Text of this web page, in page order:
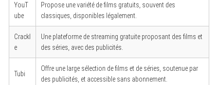
YouT
ube
Propose une variété de films gratuits, souvent des
classiques, disponibles légalement.
Crackl
e
Une plateforme de streaming gratuite proposant des films et
des séries, avec des publicités.
Tubi
Offre une large sélection de films et de séries, soutenue par
des publicités, et accessible sans abonnement.